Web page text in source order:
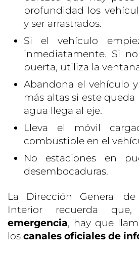
profundidad los
y ser arrastrados.
Si el vehículo
inmediatamente. Si
puerta, utiliza la
Abandona el vehículo
más altas si este
agua llega al eje.
Lleva el móvil
combustible en el
No estaciones en
desembocaduras.
La Dirección General
Interior recuerda
emergencia, hay que
los canales oficiales de